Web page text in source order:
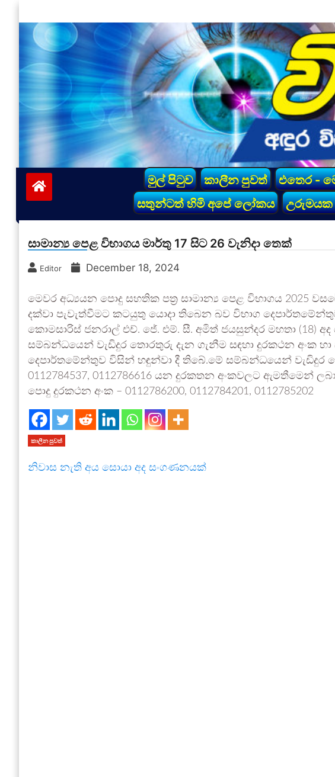
to
content
vinivida.lk
මුල් පිටුව කාලීන පුවත් එතෙර -
සතුන්ටත් හිමි අපේ ලෝකය
උරුමයක
සාමාන්‍ය පෙළ විභාගය මාර්තු 17 සිට 26 වැනිදා තෙක්
Editor December 18, 2024
මෙවර අධ්‍යයන පොදු සහතික පත්‍ර සාමාන්‍ය පෙළ විභාගය 2025
දක්වා පැවැත්වීමට කටයුතු යොදා තිබෙන බව විභාග
කොමසාරිස් ජනරාල් එච්. ජේ. එම්. සී. අමිත් ජයසුන්දර මහතා (18)
සම්බන්ධයෙන් වැඩිදුර තොරතුරු දැන ගැනීම සඳහා දුරකථන අංක හා
දෙපාර්තමේන්තුව විසින් හඳුන්වා දී තිබේ.මේ සම්බන්ධයෙන් වැඩිදුර
0112784537, 0112786616 යන දුරකතන අංකවලට ඇමතීමෙන්
පොදු දුරකථන අංක – 0112786200, 0112784201, 0112785202
කාලීන පුවත්
නිවාස නැති අය සොයා අද සංගණනයක්